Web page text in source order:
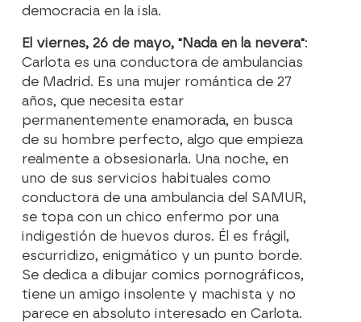
democracia en la isla.
El viernes, 26 de mayo, "Nada en la nevera":
Carlota es una conductora de ambulancias
de Madrid. Es una mujer romántica de 27
años, que necesita estar
permanentemente enamorada, en busca
de su hombre perfecto, algo que empieza
realmente a obsesionarla. Una noche, en
uno de sus servicios habituales como
conductora de una ambulancia del SAMUR,
se topa con un chico enfermo por una
indigestión de huevos duros. Él es frágil,
escurridizo, enigmático y un punto borde.
Se dedica a dibujar comics pornográficos,
tiene un amigo insolente y machista y no
parece en absoluto interesado en Carlota.